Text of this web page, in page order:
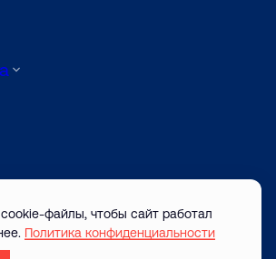
файлы, чтобы сайт работал
Политика конфиденциальности